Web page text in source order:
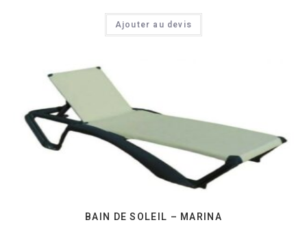
Ajouter au devis
BAIN DE SOLEIL – MARINA